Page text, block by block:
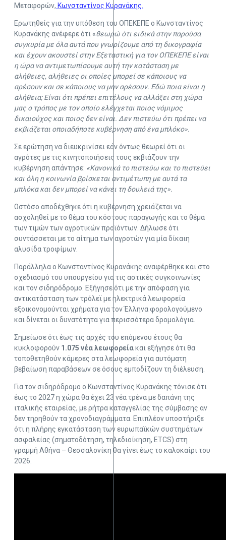
Μεταφορών, Κωνσταντίνος Κυρανάκης.
Ερωτηθείς για την υπόθεση του ΟΠΕΚΕΠΕ ο Κωνσταντίνος
Κυρανάκης ανέφερε ότι «θεωρώ ότι ειδικά στην παρούσα
συγκυρία με όλα αυτά που γνωρίζουμε από τη δικογραφία
και έχουν ακουστεί στην Εξεταστική για τον ΟΠΕΚΕΠΕ είναι
η ώρα να αντιμετωπίσουμε αυτή την κατάσταση με
αλήθειες, αλήθειες οι οποίες μπορεί σε κάποιους να
αρέσουν και σε κάποιους να μην αρέσουν. Εδώ ποια είναι η
αλήθεια; Είναι ότι πρέπει επιτέλους να αλλάξει στη χώρα
μας ο τρόπος με τον οποίο ελέγχεται ποιος νόμιμος
δικαιούχος και ποιος δεν είναι. Δεν πιστεύω ότι πρέπει να
εκβιάζεται οποιαδήποτε κυβέρνηση από ένα μπλόκο».
Σε ερώτηση να διευκρινίσει εάν όντως θεωρεί ότι οι
αγρότες με τις κινητοποιήσεις τους εκβιάζουν την
κυβέρνηση απάντησε: «Κανονικά το πιστεύω και το πιστεύει
και όλη η κοινωνία βρίσκεται αντιμέτωπη με αυτά τα
μπλόκα και δεν μπορεί να κάνει τη δουλειά της».
Ωστόσο αποδέχθηκε ότι η κυβέρνηση χρειάζεται να
ασχοληθεί με το θέμα του κόστους παραγωγής και το θέμα
των τιμών των αγροτικών προϊόντων. Δήλωσε ότι
συντάσσεται με το αίτημα των αγροτών για μία δίκαιη
αλυσίδα τροφίμων.
Παράλληλα ο Κωνσταντίνος Κυρανάκης αναφέρθηκε και στο
σχεδιασμό του υπουργείου για τις αστικές συγκοινωνίες
και τον σιδηρόδρομο. Εξήγησε ότι με την απόφαση για
αντικατάσταση των τρόλεϊ με ηλεκτρικά λεωφορεία
εξοικονομούνται χρήματα για τον Έλληνα φορολογούμενο
και δίνεται οι δυνατότητα για περισσότερα δρομολόγια.
Σημείωσε ότι έως τις αρχές του επόμενου έτους θα
κυκλοφορούν 1.075 νέα λεωφορείακαι εξήγησε ότι θα
τοποθετηθούν κάμερες στα λεωφορεία για αυτόματη
βεβαίωση παραβάσεων σε όσους εμποδίζουν τη διέλευση.
Για τον σιδηρόδρομο ο Κωνσταντίνος Κυρανάκης τόνισε ότι
έως το 2027 η χώρα θα έχει 23 νέα τρένα με δαπάνη της
ιταλικής εταιρείας, με ρήτρα καταγγελίας της σύμβασης αν
δεν τηρηθούν τα χρονοδιαγράμματα. Επιπλέον υποστήριξε
ότι η πλήρης εγκατάσταση των ευρωπαϊκών συστημάτων
ασφαλείας (σηματοδότηση, τηλεδιοίκηση, ETCS) στη
γραμμή Αθήνα – Θεσσαλονίκη θα γίνει έως το καλοκαίρι του
2026.